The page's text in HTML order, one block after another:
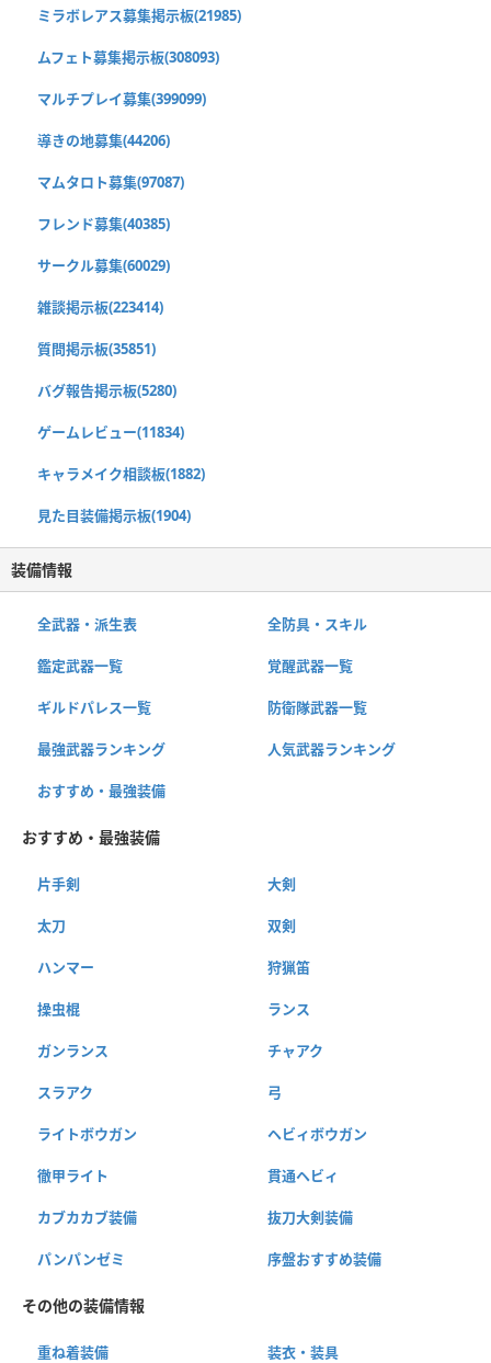
ミラボレアス募集掲示板(21985)
ムフェト募集掲示板(308093)
マルチプレイ募集(399099)
導きの地募集(44206)
マムタロト募集(97087)
フレンド募集(40385)
サークル募集(60029)
雑談掲示板(223414)
質問掲示板(35851)
バグ報告掲示板(5280)
ゲームレビュー(11834)
キャラメイク相談板(1882)
見た目装備掲示板(1904)
装備情報
全武器・派生表 全防具・スキル
鑑定武器一覧 覚醒武器一覧
ギルドパレス一覧 防衛隊武器一覧
最強武器ランキング 人気武器ランキング
おすすめ・最強装備
おすすめ・最強装備
片手剣 大剣
太刀 双剣
ハンマー 狩猟笛
操虫棍 ランス
ガンランス チャアク
スラアク 弓
ライトボウガン ヘビィボウガン
徹甲ライト 貫通ヘビィ
カブカカブ装備 抜刀大剣装備
パンパンゼミ 序盤おすすめ装備
その他の装備情報
重ね着装備 装衣・装具